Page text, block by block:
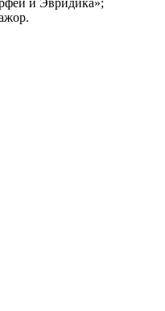
и Эвридика»;